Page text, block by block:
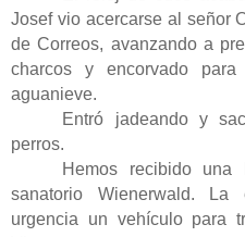
Josef vio acercarse al señor
de Correos, avanzando a
charcos y encorvado
aguanieve.
Entró jadeando y
perros.
Hemos recibido una
sanatorio Wienerwald. La
urgencia un vehículo para